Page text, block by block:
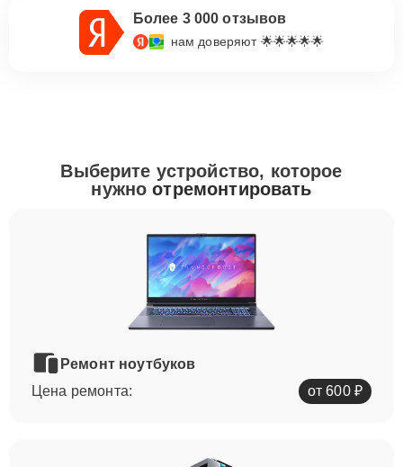
Более 3 000 отзывов
нам доверяют 🌟🌟🌟🌟🌟
Выберите устройство, которое
нужноотремонтировать
Ремонт ноутбуков
Цена ремонта:
от 600 ₽